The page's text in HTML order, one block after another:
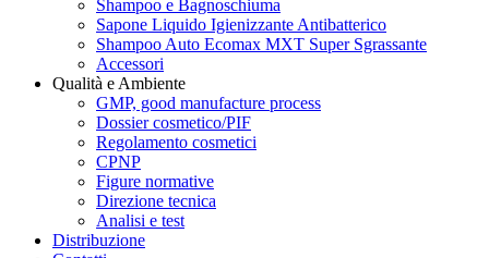
Shampoo e Bagnoschiuma
Sapone Liquido Igienizzante Antibatterico
Shampoo Auto Ecomax MXT Super Sgrassante
Accessori
Qualità e Ambiente
GMP, good manufacture process
Dossier cosmetico/PIF
Regolamento cosmetici
CPNP
Figure normative
Direzione tecnica
Analisi e test
Distribuzione